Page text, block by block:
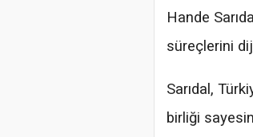
Hande
süreçlerini
Sarıdal,
birliği